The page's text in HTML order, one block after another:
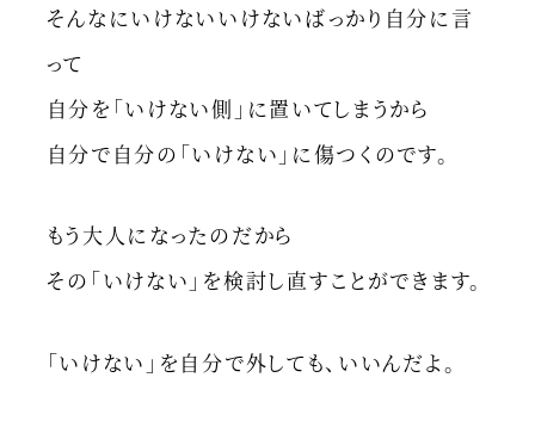
そんなにいけないいけないばっかり自分に言
って
自分を「いけない側」に置いてしまうから
自分で自分の「いけない」に傷つくのです。
もう大人になったのだから
その「いけない」を検討し直すことができます。
「いけない」を自分で外しても、いいんだよ。